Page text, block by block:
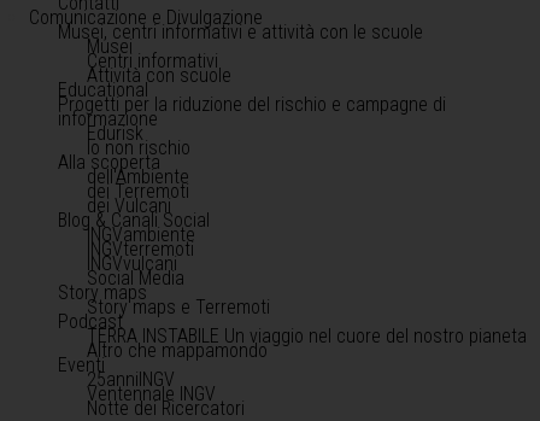
Comunicazione e Divulgazione
Musei, centri informativi e attività con le scuole
Musei
Centri informativi
Attività con scuole
Educational
Progetti per la riduzione del rischio e campagne di
informazione
Edurisk
Io non rischio
Alla scoperta
dell'Ambiente
dei Terremoti
dei Vulcani
Blog & Canali Social
INGVambiente
INGVterremoti
INGVvulcani
Social Media
Story maps
Story maps e Terremoti
Podcast
TERRA INSTABILE Un viaggio nel cuore del nostro pianeta
Altro che mappamondo
Eventi
25anniINGV
Ventennale INGV
Notte dei Ricercatori